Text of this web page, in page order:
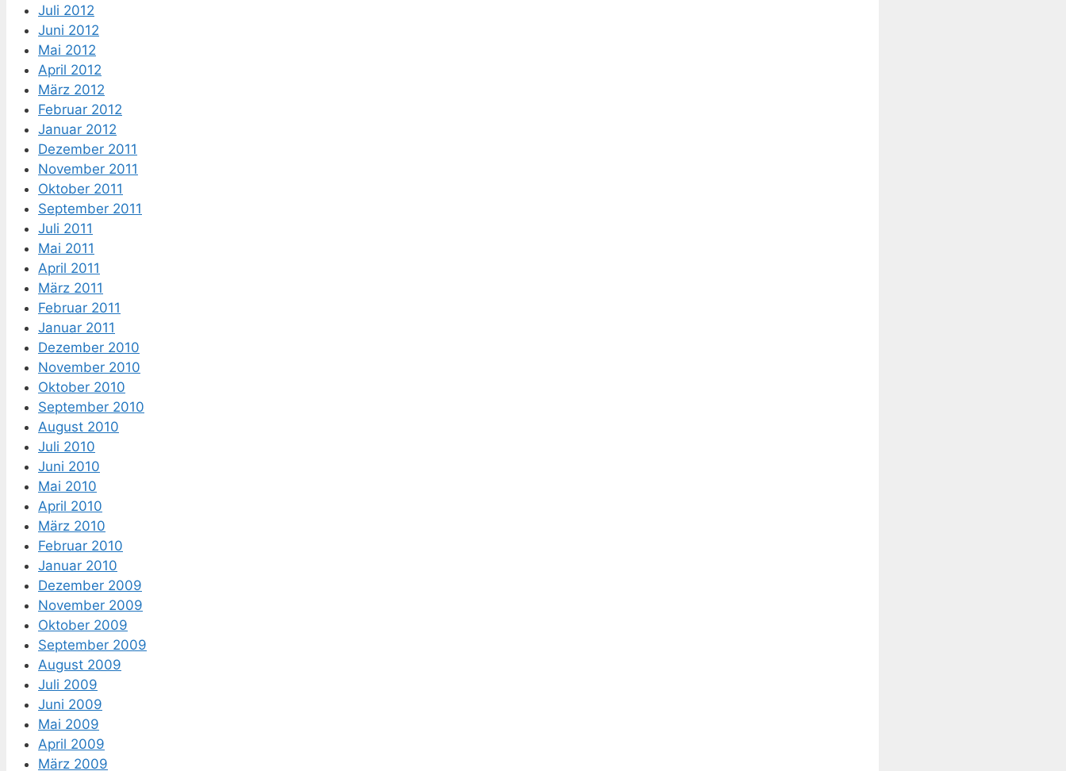
Juli 2012
Juni 2012
Mai 2012
April 2012
März 2012
Februar 2012
Januar 2012
Dezember 2011
November 2011
Oktober 2011
September 2011
Juli 2011
Mai 2011
April 2011
März 2011
Februar 2011
Januar 2011
Dezember 2010
November 2010
Oktober 2010
September 2010
August 2010
Juli 2010
Juni 2010
Mai 2010
April 2010
März 2010
Februar 2010
Januar 2010
Dezember 2009
November 2009
Oktober 2009
September 2009
August 2009
Juli 2009
Juni 2009
Mai 2009
April 2009
März 2009